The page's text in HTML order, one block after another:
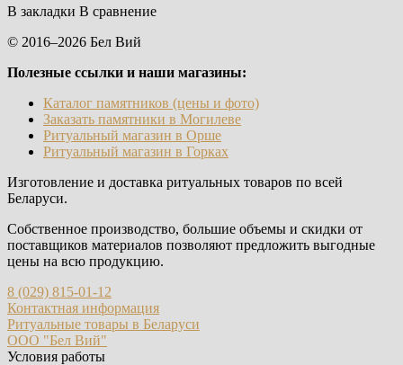
В закладки В сравнение
© 2016–2026 Бел Вий
Полезные ссылки и наши магазины:
Каталог памятников (цены и фото)
Заказать памятники в Могилеве
Ритуальный магазин в Орше
Ритуальный магазин в Горках
Изготовление и доставка ритуальных товаров по всей
Беларуси.
Собственное производство, большие объемы и скидки от
поставщиков материалов позволяют предложить выгодные
цены на всю продукцию.
8 (029) 815-01-12
Контактная информация
Ритуальные товары в Беларуси
ООО "Бел Вий"
Условия работы